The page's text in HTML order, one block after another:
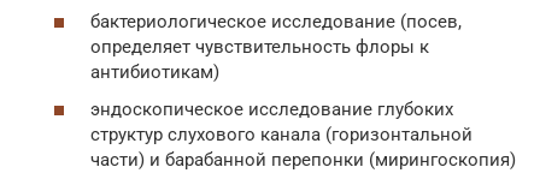
бактериологическое исследование (посев,
определяет чувствительность флоры к
антибиотикам)
эндоскопическое исследование глубоких
структур слухового канала (горизонтальной
части) и барабанной перепонки (мирингоскопия)